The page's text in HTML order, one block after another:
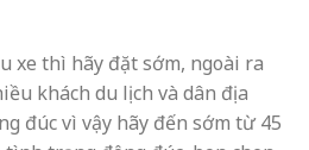
xe thì hãy đặt sớm, ngoài ra
khách du lịch và dân địa
đúc vì vậy hãy đến sớm từ 45